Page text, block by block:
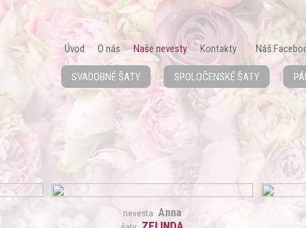
Úvod O nás Naše nevesty Kontakty Náš
SVADOBNÉ ŠATY SPOLOČENSKÉ ŠATY
nevesta Anna